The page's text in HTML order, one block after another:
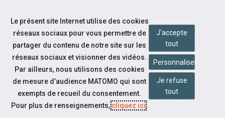
Aller au contenu
Notre actualité
LE PROGRAMME DE LA SEEPH
Le présent site Internet utilise des cookies
réseaux sociaux pour vous permettre de
partager du contenu de notre site sur les
réseaux sociaux et visionner des vidéos.
Par ailleurs, nous utilisons des cookies
de mesure d’audience MATOMO qui sont
exempts de recueil du consentement.
Pour plus de renseignements,cliquez ici.
J'accepte
tout
Personnaliser
Je refuse
tout